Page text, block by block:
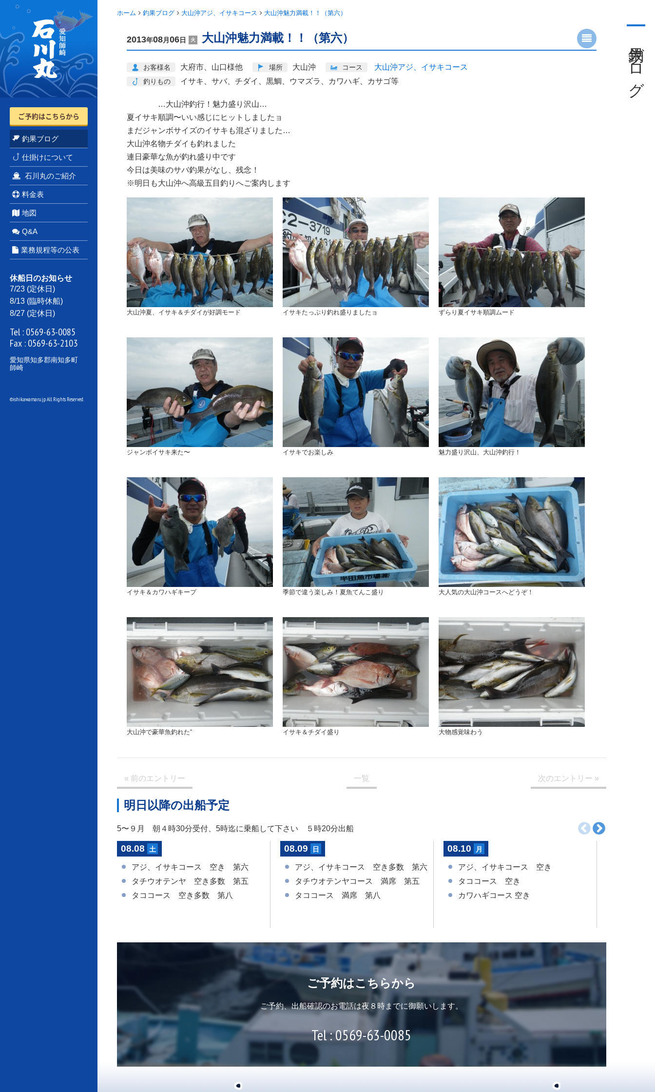
知
師
崎
石
川
丸...
ご予約はこちらから
釣果ブログ
仕掛けについて
石川丸のご紹介
料金表
地図
Q&A
業務規程等の公表
休船日のお知らせ
7/23 (定休日)
8/13 (臨時休船)
8/27 (定休日)
Tel :0569-63-0085
Fax : 0569-63-2103
愛知県知多郡南知多町
師崎
©ishikawamaru.jp All Rights Reserved.
ホーム 釣果ブログ 大山沖アジ、イサキコース 大山沖魅力満載！！（第六）
釣果ブログ
2013年08月 06日 火 大山沖魅力満載！！（第六）
お客様名 大府市、山口様他 場所 大山沖 コース 大山沖アジ、イサキコース
釣りもの イサキ、サバ、チダイ、黒鯛、ウマズラ、カワハギ、カサゴ等
…大山沖釣行！魅力盛り沢山…
夏イサキ順調〜いい感じにヒットしましたョ
まだジャンボサイズのイサキも混ざりました…
大山沖名物チダイも釣れました
連日豪華な魚が釣れ盛り中です
今日は美味のサバ釣果がなし、残念！
※明日も大山沖へ高級五目釣りへご案内します
大山沖夏、イサキ＆チダイが好調モード イサキたっぷり釣れ盛りましたョ ずらり夏イサキ順調ムード
ジャンボイサキ来た〜 イサキでお楽しみ 魅力盛り沢山、大山沖釣行！
イサキ＆カワハギキープ 季節で違う楽しみ！夏魚てんこ盛り 大人気の大山沖コースへどうぞ！
大山沖で豪華魚釣れた“ イサキ＆チダイ盛り 大物感覚味わう
« 前のエントリー 一覧 次のエントリー »
明日以降の出船予定
5〜９月 朝４時30分受付、5時迄に乗船して下さい ５時20分出船
08.08 土
アジ、イサキコース 空き 第六
タチウオテンヤ 空き多数 第五
タココース 空き多数 第八
08.09 日
アジ、イサキコース 空き多数 第六
タチウオテンヤコース 満席 第五
タココース 満席 第八
08.10 月
アジ、イサキコース 空き
タココース 空き
カワハギコース 空き
ご予約はこちらから
ご予約、出船確認のお電話は夜８時までに御願いします。
Tel :0569-63-0085